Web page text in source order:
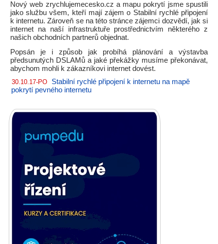
Nový web zrychlujemecesko.cz a mapu pokrytí jsme spustili
jako službu všem, kteří mají zájem o Stabilní rychlé připojení
k internetu. Zároveň se na této stránce zájemci dozvědí, jak si
internet na naší infrastruktuře prostřednictvím některého z
našich obchodních partnerů objednat.
Popsán je i způsob jak probíhá plánování a výstavba
předsunutých DSLAMů a jaké překážky musíme překonávat,
abychom mohli k zákazníkovi internet dovést.
30.10.17-PO
Stabilní rychlé připojení k internetu na mapě
pokrytí pevného internetu